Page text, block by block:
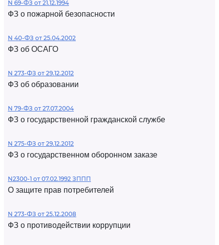
N 69-ФЗ от 21.12.1994
ФЗ о пожарной безопасности
N 40-ФЗ от 25.04.2002
ФЗ об ОСАГО
N 273-ФЗ от 29.12.2012
ФЗ об образовании
N 79-ФЗ от 27.07.2004
ФЗ о государственной гражданской службе
N 275-ФЗ от 29.12.2012
ФЗ о государственном оборонном заказе
N2300-1 от 07.02.1992 ЗППП
О защите прав потребителей
N 273-ФЗ от 25.12.2008
ФЗ о противодействии коррупции